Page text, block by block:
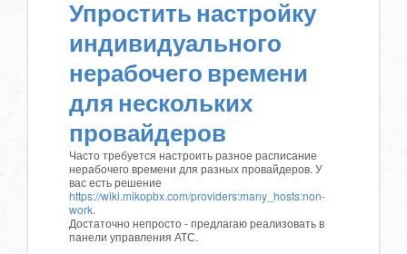
Упростить настройку
индивидуального
нерабочего времени
для нескольких
провайдеров
Часто требуется настроить разное расписание
нерабочего времени для разных провайдеров. У
вас есть решение
https://wiki.mikopbx.com/providers:many_hosts:non-
work.
Достаточно непросто - предлагаю реализовать в
панели управления АТС.